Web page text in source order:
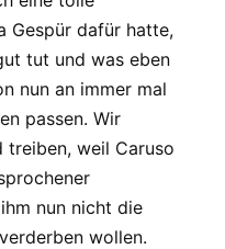
Gespür dafür hatte,
tut und was eben
nun an immer mal
passen. Wir
treiben, weil Caruso
nun nicht die
wollen.